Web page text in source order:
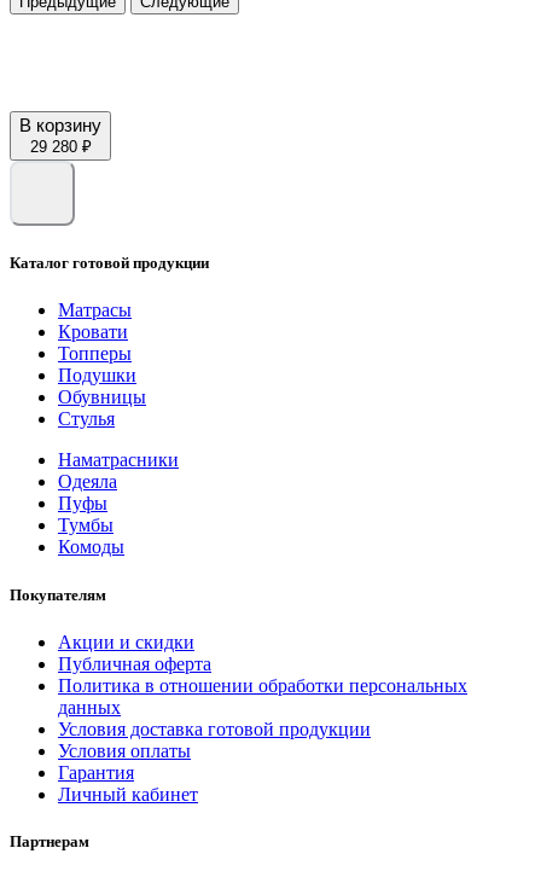
В корзину
29 280 ₽
Каталог готовой продукции
Матрасы
Кровати
Топперы
Подушки
Обувницы
Стулья
Наматрасники
Одеяла
Пуфы
Тумбы
Комоды
Покупателям
Акции и скидки
Публичная оферта
Политика в отношении обработки персональных
данных
Условия доставка готовой продукции
Условия оплаты
Гарантия
Личный кабинет
Партнерам